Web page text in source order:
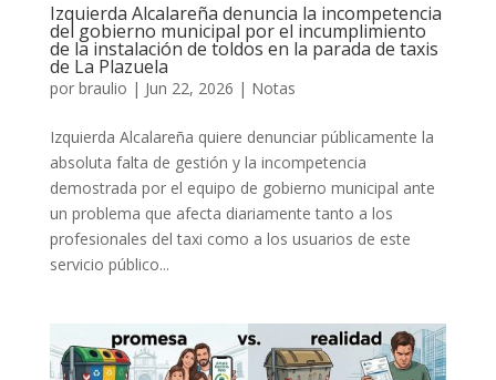
Izquierda Alcalareña denuncia la incompetencia
del gobierno municipal por el incumplimiento
de la instalación de toldos en la parada de taxis
de La Plazuela
por braulio | Jun 22, 2026 | Notas
Izquierda Alcalareña quiere denunciar públicamente la
absoluta falta de gestión y la incompetencia
demostrada por el equipo de gobierno municipal ante
un problema que afecta diariamente tanto a los
profesionales del taxi como a los usuarios de este
servicio público...